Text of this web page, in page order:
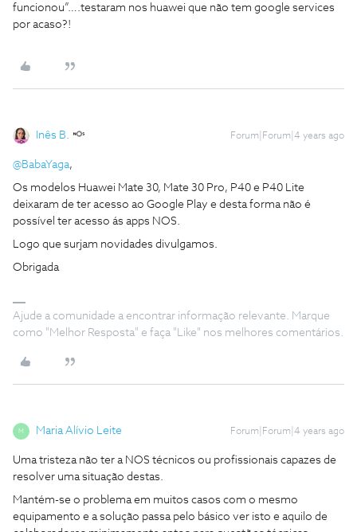
funcionou”….testaram nos huawei que não tem google services
por acaso?!
Inês B. Forum|Forum|4 years ago
@BabaYaga,
Os modelos Huawei Mate 30, Mate 30 Pro, P40 e P40 Lite
deixaram de ter acesso ao Google Play e desta forma não é
possível ter acesso ás apps NOS.
Logo que surjam novidades divulgamos.
Obrigada
Ajude a comunidade a encontrar informação relevante. Marque
como "Melhor Resposta" e faça "Like" nos melhores comentários.
M Maria Alívio Leite Forum|Forum|4 years ago
Uma tristeza não ter a NOS técnicos ou profissionais capazes de
resolver uma situação destas.
Mantém-se o problema em muitos casos com o mesmo
equipamento e a solução passa pelo básico ver isto e aquilo de